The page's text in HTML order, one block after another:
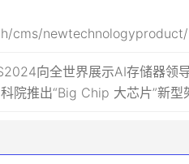
cms/
向全世界展示AI存储器领
院推出“Big Chip 大芯片”新型